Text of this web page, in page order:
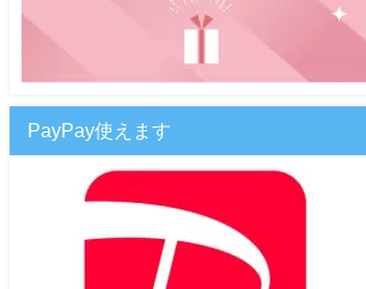
PayPay使えます